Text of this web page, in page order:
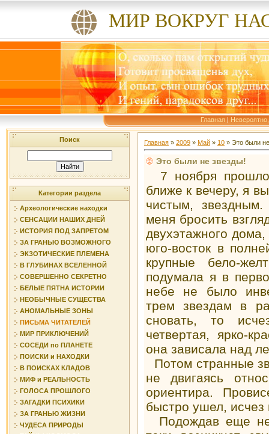
МИР ВОКРУГ
Главная |
Поиск
Категории раздела
Археологические находки
СЕНСАЦИИ НАШИХ ДНЕЙ
ИСТОРИЯ ПОД ЗАПРЕТОМ
ЗА ГРАНЬЮ ВОЗМОЖНОГО
ЭКЗОТИЧЕСКИЕ ПЛЕМЕНА
В ГЛУБИНАХ ВСЕЛЕННОЙ
СОВЕРШЕННО СЕКРЕТНО
БЕЛЫЕ ПЯТНА ИСТОРИИ
НЕОБЫЧНЫЕ СУЩЕСТВА
АНОМАЛЬНЫЕ ЗОНЫ
ПИСЬМА ЧИТАТЕЛЕЙ
МИР ПРИКЛЮЧЕНИЙ
СОСЕДИ по ПЛАНЕТЕ
ПОИСКИ и НАХОДКИ
В ПОИСКАХ КЛАДОВ
МИФ и РЕАЛЬНОСТЬ
ГОЛОСА ПРОШЛОГО
ЗАГАДКИ ПСИХИКИ
ЗА ГРАНЬЮ ЖИЗНИ
ЧУДЕСА ПРИРОДЫ
Главная » 2009 » Май » 10 » Это были
Это были не звезды!
7 ноября
ближе к вечеру, я
чистым, звездным.
меня бросить
двухэтажного
юго-восток в
крупные бело-
подумала я в
небе не было
трем звездам в
сновать, то
четвертая, ярко-
она зависала над
Потом странные
не двигаясь
ориентира.
быстро ушел, исчез
Подождав еще